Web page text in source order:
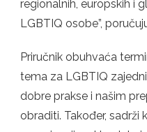
regionalnih, europskih i
LGBTIQ osobe”,
Priručnik obuhvaća
tema za LGBTIQ
dobre prakse i našim
obraditi. Također, sadrži